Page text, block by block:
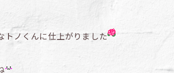
トノくんに仕上がりました